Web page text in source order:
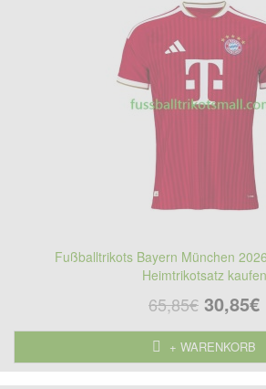
Fußballtrikots Bayern München
Heimtrikotsatz kaufen
65,85€ 30,85€
+ WARENKORB